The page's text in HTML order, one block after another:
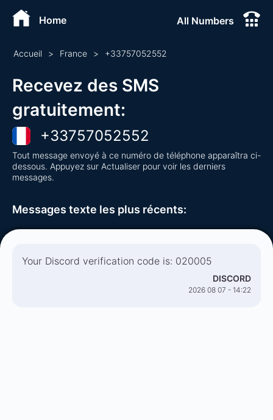
Home All Numbers
Accueil > France > +33757052552
Recevez des SMS
gratuitement:
+33757052552
Tout message envoyé à ce numéro de téléphone apparaîtra ci-
dessous. Appuyez sur Actualiser pour voir les derniers
messages.
Messages texte les plus récents:
Your Discord verification code is: 020005
DISCORD
2026 08 07 - 14:22